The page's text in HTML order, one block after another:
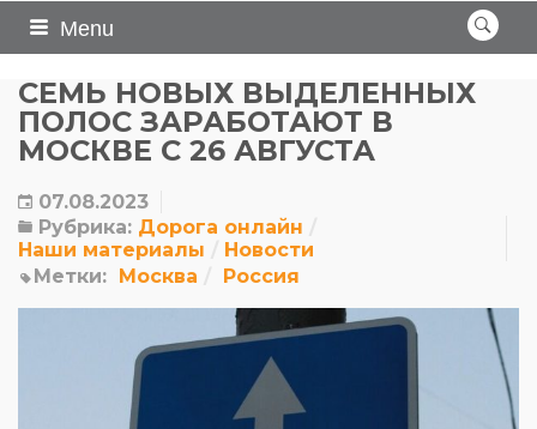
Menu
СЕМЬ НОВЫХ ВЫДЕЛЕННЫХ
ПОЛОС ЗАРАБОТАЮТ В
МОСКВЕ С 26 АВГУСТА
07.08.2023
Рубрика: Дорога онлайн
Наши материалы
Новости
Метки: Москва Россия